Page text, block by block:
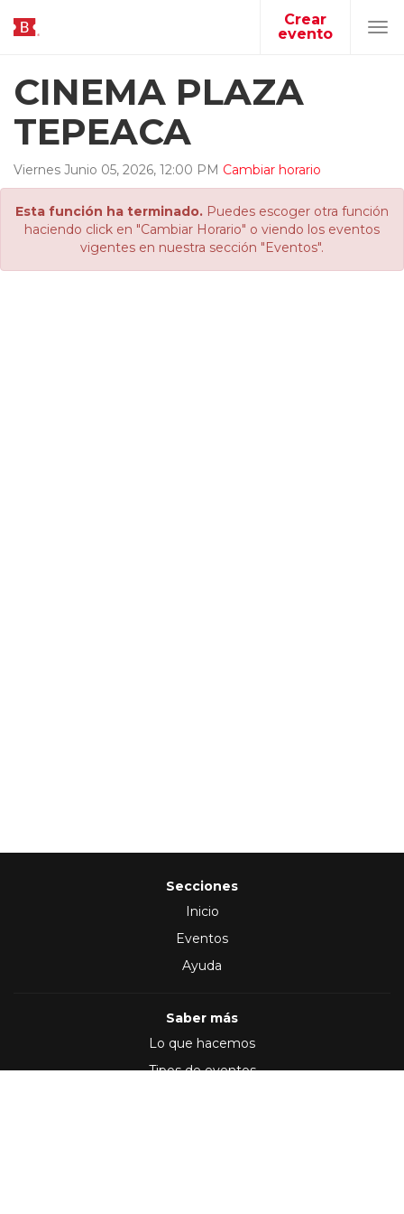
Crear
evento
CINEMA PLAZA
TEPEACA
Viernes Junio 05, 2026, 12:00 PM Cambiar horario
Esta función ha terminado. Puedes escoger otra función
haciendo click en "Cambiar Horario" o viendo los eventos
vigentes en nuestra sección "Eventos".
Secciones
Inicio
Eventos
Ayuda
Saber más
Lo que hacemos
Tipos de eventos